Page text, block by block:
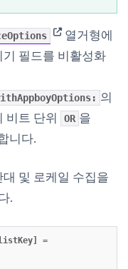
(opens in
열거형에
필드를 비활성화
의
비트 단위 OR 을
tab)
니다.
및 로케일 수집을
.
=